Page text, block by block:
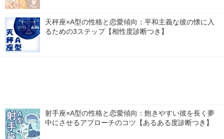
天秤座×A型の性格と恋愛傾向：平和主義な彼の懐に入
るための3ステップ【相性度診断つき】
射手座×A型の性格と恋愛傾向：飽きやすい彼を長く夢
中にさせるアプローチのコツ【あるある度診断つき】